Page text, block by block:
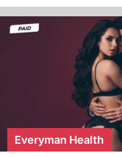
Everyman Health